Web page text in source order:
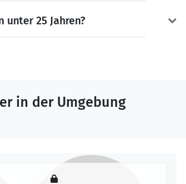
unter 25 Jahren?
in der Umgebung